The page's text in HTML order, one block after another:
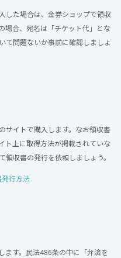
した場合は、金券ショップで領収
場合、宛名は「チケット代」とな
て問題ないか事前に確認しましょ
サイトで購入します。なお領収書
ト上に取得方法が掲載されていな
収書の発行を依頼しましょう。
発行方法
ます。民法486条の中に「弁済を